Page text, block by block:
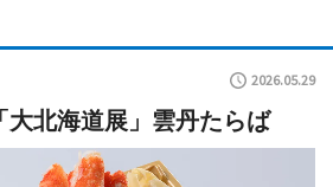
2026.05.29
大北海道展」雲丹たらば